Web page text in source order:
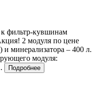
фильтр-кувшинам
2 модуля по цене
и минерализатора – 400 л.
модуля:
Подробнее